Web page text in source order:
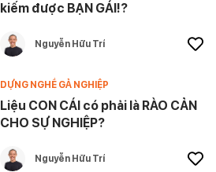
kiếm được BẠN GÁI!?
Nguyễn Hữu Trí
DỰNG NGHỀ GẢ NGHIỆP
Liệu CON CÁI có phải là RÀO CẢN
CHO SỰ NGHIỆP?
Nguyễn Hữu Trí